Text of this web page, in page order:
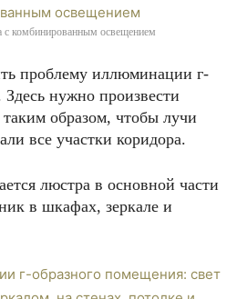
с комбинированным освещением
проблему иллюминации г-
нужно произвести
образом, чтобы лучи
все участки коридора.
люстра в основной части
в шкафах, зеркале и